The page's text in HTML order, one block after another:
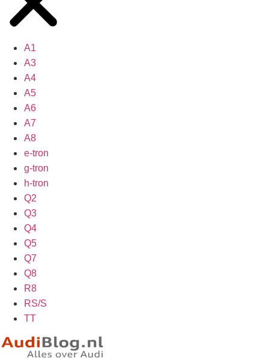
A1
A3
A4
A5
A6
A7
A8
e-tron
g-tron
h-tron
Q2
Q3
Q4
Q5
Q7
Q8
R8
RS/S
TT